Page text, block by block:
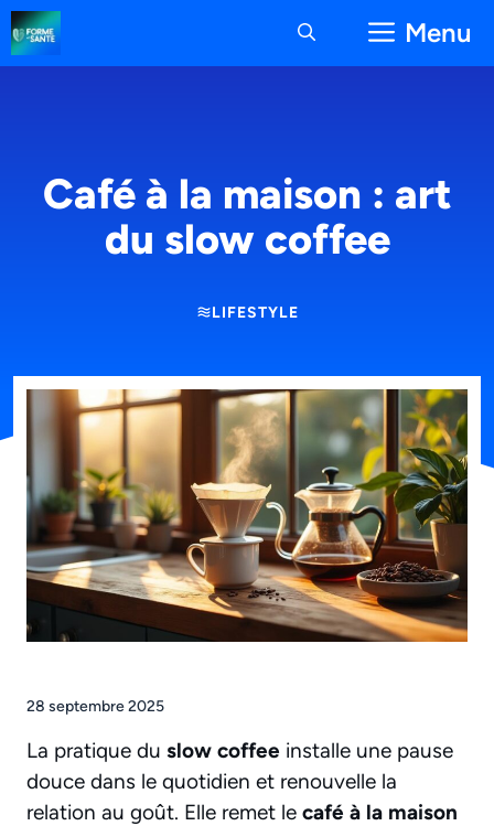
Aller
au
Menu
Café à la maison : art
du slow coffee
LIFESTYLE
28 septembre 2025
La pratique du slow coffee installe une pause
douce dans le quotidien et renouvelle la
relation au goût. Elle remet le café à la maison